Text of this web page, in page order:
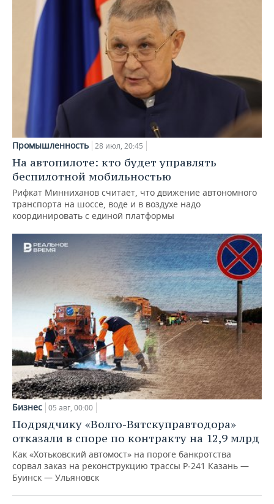
Промышленность 28 июл, 20:45
На автопилоте: кто будет управлять
беспилотной мобильностью
Рифкат Минниханов считает, что движение автономного
транспорта на шоссе, воде и в воздухе надо
координировать с единой платформы
Бизнес 05 авг, 00:00
Подрядчику «Волго-Вятскуправтодора»
отказали в споре по контракту на 12,9 млрд
Как «Хотьковский автомост» на пороге банкротства
сорвал заказ на реконструкцию трассы Р‑241 Казань —
Буинск — Ульяновск